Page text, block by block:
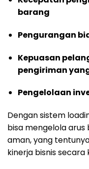
barang
Pengurangan
Kepuasan
pengiriman
Pengelolaan
Dengan sistem
bisa mengelola
aman, yang
kinerja bisnis secara